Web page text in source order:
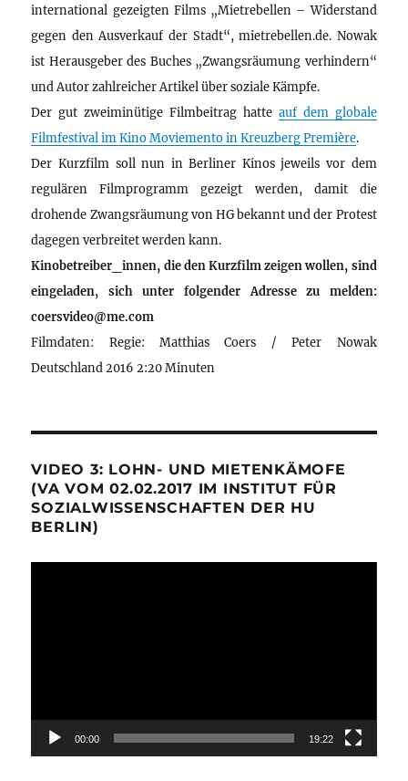
international gezeigten Films „Mietrebellen – Widerstand
gegen den Ausverkauf der Stadt“, mietrebellen.de. Nowak
ist Herausgeber des Buches „Zwangsräumung verhindern“
und Autor zahlreicher Artikel über soziale Kämpfe.
Der gut zweiminütige Filmbeitrag hatte auf dem globale
Filmfestival im Kino Moviemento in Kreuzberg Première.
Der Kurzfilm soll nun in Berliner Kinos jeweils vor dem
regulären Filmprogramm gezeigt werden, damit die
drohende Zwangsräumung von HG bekannt und der Protest
dagegen verbreitet werden kann.
Kinobetreiber_innen, die den Kurzfilm zeigen wollen, sind
eingeladen, sich unter folgender Adresse zu melden:
coersvideo@me.com
Filmdaten: Regie: Matthias Coers / Peter Nowak
Deutschland 2016 2:20 Minuten
VIDEO 3: LOHN- UND MIETENKÄMOFE
(VA VOM 02.02.2017 IM INSTITUT FÜR
SOZIALWISSENSCHAFTEN DER HU
BERLIN)
00:00 19:22